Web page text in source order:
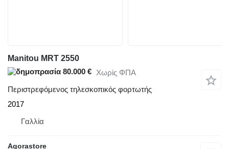
Manitou MRT 2550
80.000 € Χωρίς ΦΠΑ
Περιστρεφόμενος τηλεσκοπικός φορτωτής
2017
Γαλλία
Agorastore